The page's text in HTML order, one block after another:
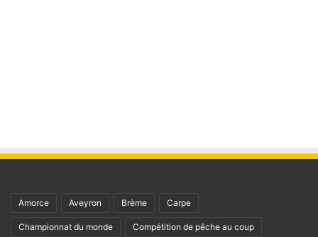
Amorce Aveyron Brème Carpe
Championnat du monde Compétition de pêche au coup